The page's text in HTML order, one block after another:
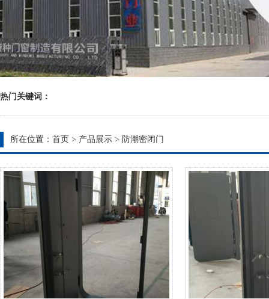
热门关键词：
所在位置： 首页 > 产品展示 > 防潮密闭门